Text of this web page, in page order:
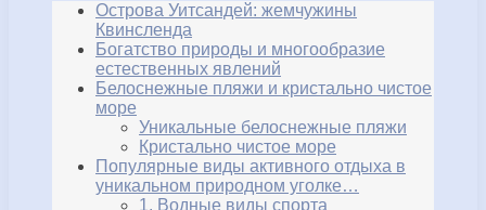
Острова Уитсандей: жемчужины
Квинсленда
Богатство природы и многообразие
естественных явлений
Белоснежные пляжи и кристально чистое
море
Уникальные белоснежные пляжи
Кристально чистое море
Популярные виды активного отдыха в
уникальном природном уголке…
1. Водные виды спорта